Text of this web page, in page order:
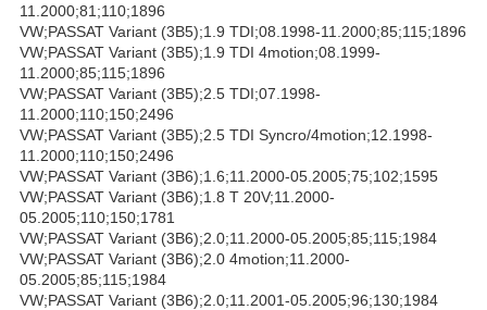
11.2000;81;110;1896
VW;PASSAT Variant (3B5);1.9 TDI;08.1998-11.2000;85;115;1896
VW;PASSAT Variant (3B5);1.9 TDI 4motion;08.1999-
11.2000;85;115;1896
VW;PASSAT Variant (3B5);2.5 TDI;07.1998-
11.2000;110;150;2496
VW;PASSAT Variant (3B5);2.5 TDI Syncro/4motion;12.1998-
11.2000;110;150;2496
VW;PASSAT Variant (3B6);1.6;11.2000-05.2005;75;102;1595
VW;PASSAT Variant (3B6);1.8 T 20V;11.2000-
05.2005;110;150;1781
VW;PASSAT Variant (3B6);2.0;11.2000-05.2005;85;115;1984
VW;PASSAT Variant (3B6);2.0 4motion;11.2000-
05.2005;85;115;1984
VW;PASSAT Variant (3B6);2.0;11.2001-05.2005;96;130;1984